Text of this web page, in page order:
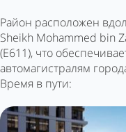
Район расположен
Sheikh Mohammed bin
(E611), что
автомагистралям
Время в пути: